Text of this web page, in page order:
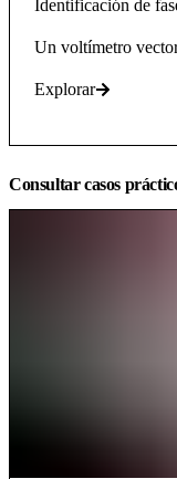
Identificación de
Un voltímetro
Explorar
Consultar casos